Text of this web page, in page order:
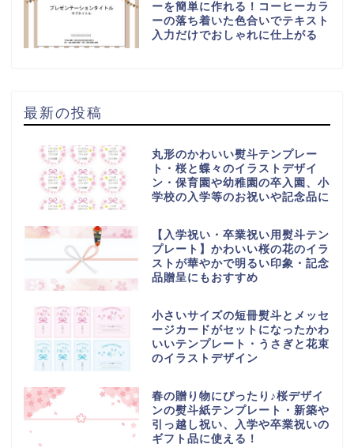
ーを簡単に作れる！コーヒーカラ
ーの落ち着いた色合いでテキスト
入力だけでおしゃれに仕上がる
最新の投稿
丸形のかわいい熨斗テンプレー
ト・桜と蝶々のイラストデザイ
ン・保育園や幼稚園の卒入園、小
学校の入学等のお祝いや記念品に
【入学祝い・卒業祝い用熨斗テン
プレート】かわいい桜の花のイラ
ストが華やかで明るい印象・記念
品贈呈にもおすすめ
小さいサイズの短冊熨斗とメッセ
ージカードがセットになったかわ
いいテンプレート・うさぎと花束
のイラストデザイン
春の贈り物にぴったり♪桜デザイ
ンの熨斗紙テンプレート・新築や
引っ越し祝い、入学や卒業祝いの
ギフト品に使える！